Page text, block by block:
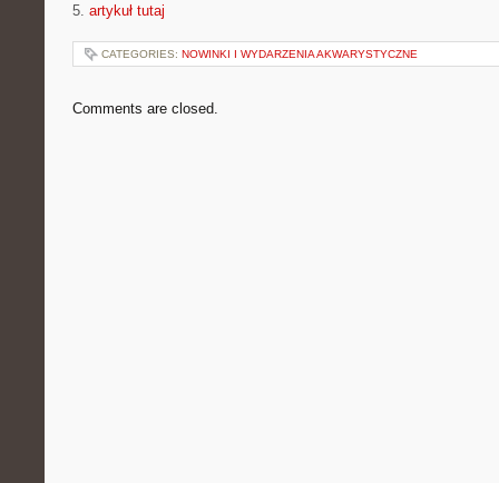
5. artykuł tutaj
CATEGORIES: NOWINKI I WYDARZENIA AKWARYSTYCZNE
Comments are closed.